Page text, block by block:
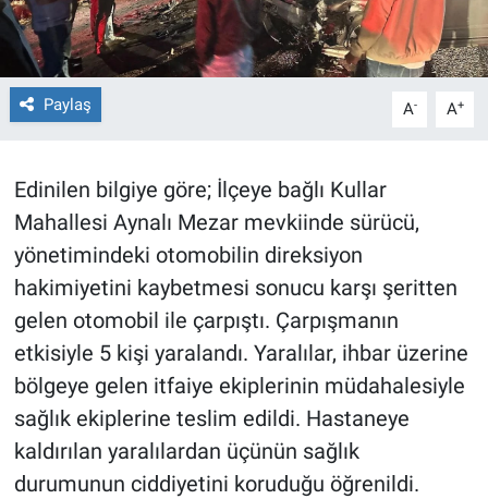
Paylaş A- A+
Edinilen bilgiye göre; İlçeye bağlı Kullar
Mahallesi Aynalı Mezar mevkiinde sürücü,
yönetimindeki otomobilin direksiyon
hakimiyetini kaybetmesi sonucu karşı şeritten
gelen otomobil ile çarpıştı. Çarpışmanın
etkisiyle 5 kişi yaralandı. Yaralılar, ihbar üzerine
bölgeye gelen itfaiye ekiplerinin müdahalesiyle
sağlık ekiplerine teslim edildi. Hastaneye
kaldırılan yaralılardan üçünün sağlık
durumunun ciddiyetini koruduğu öğrenildi.
MAGAZİN
Bilim, Teknoloji
ÇEVRE
HABERDE İNSAN
EĞİTİM
BİLİM VE TEKNOLOJİ
Güvenlik
Bölge